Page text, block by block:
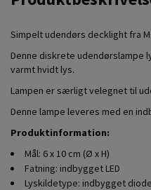
Simpelt udendørs decklight fra
Denne diskrete udendørslampe
varmt hvidt lys.
Lampen er særligt velegnet til
Denne lampe leveres med en
Produktinformation:
Mål: 6 x 10 cm (Ø x H)
Fatning: indbygget LED
Lyskildetype: indbygget